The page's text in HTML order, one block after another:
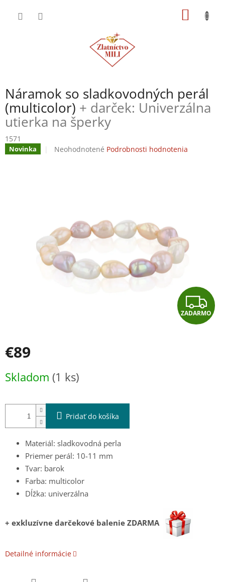
Náramok so sladkovodných perál
(multicolor) + darček: Univerzálna
utierka na šperky
1571
Novinka
Priemerné
Neohodnotené Podrobnosti hodnotenia
Z
A
ZADARMO
€89
cena:
Skladom (1 ks)
Pridať do košíka
Materiál: sladkovodná perla
Priemer perál: 10-11 mm
Tvar: barok
Farba: multicolor
Dĺžka: univerzálna
+ exkluzívne darčekové balenie ZDARMA
Detailné informácie